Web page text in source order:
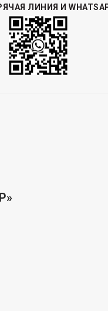
ЛИНИЯ И